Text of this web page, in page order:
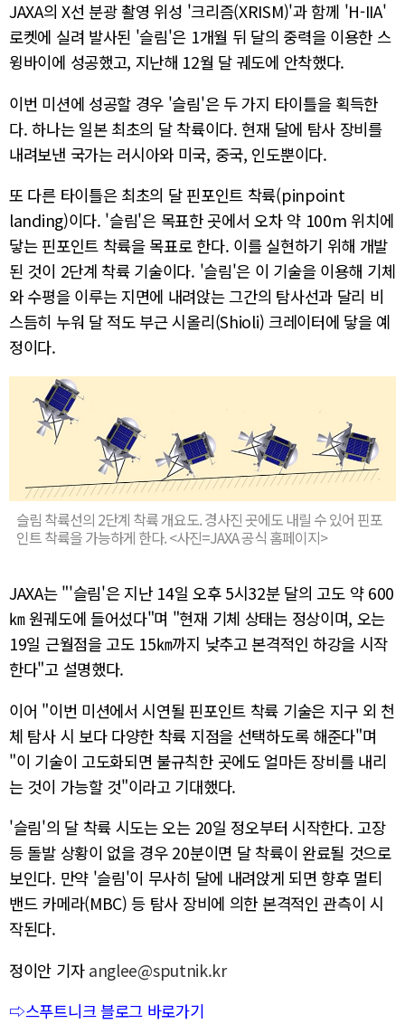
JAXA의 X선 분광 촬영 위성 '크리즘(XRISM)'과 함께 'H-IIA'
로켓에 실려 발사된 '슬림'은 1개월 뒤 달의 중력을 이용한 스
윙바이에 성공했고, 지난해 12월 달 궤도에 안착했다.
이번 미션에 성공할 경우 '슬림'은 두 가지 타이틀을 획득한
다. 하나는 일본 최초의 달 착륙이다. 현재 달에 탐사 장비를
내려보낸 국가는 러시아와 미국, 중국, 인도뿐이다.
또 다른 타이틀은 최초의 달 핀포인트 착륙(pinpoint
landing)이다. '슬림'은 목표한 곳에서 오차 약 100m 위치에
닿는 핀포인트 착륙을 목표로 한다. 이를 실현하기 위해 개발
된 것이 2단계 착륙 기술이다. '슬림'은 이 기술을 이용해 기체
와 수평을 이루는 지면에 내려앉는 그간의 탐사선과 달리 비
스듬히 누워 달 적도 부근 시올리(Shioli) 크레이터에 닿을 예
정이다.
슬림 착륙선의 2단계 착륙 개요도. 경사진 곳에도 내릴 수 있어 핀포
인트 착륙을 가능하게 한다. <사진=JAXA 공식 홈페이지>
JAXA는 "'슬림'은 지난 14일 오후 5시32분 달의 고도 약 600
㎞ 원궤도에 들어섰다"며 "현재 기체 상태는 정상이며, 오는
19일 근월점을 고도 15㎞까지 낮추고 본격적인 하강을 시작
한다"고 설명했다.
이어 "이번 미션에서 시연될 핀포인트 착륙 기술은 지구 외 천
체 탐사 시 보다 다양한 착륙 지점을 선택하도록 해준다"며
"이 기술이 고도화되면 불규칙한 곳에도 얼마든 장비를 내리
는 것이 가능할 것"이라고 기대했다.
'슬림'의 달 착륙 시도는 오는 20일 정오부터 시작한다. 고장
등 돌발 상황이 없을 경우 20분이면 달 착륙이 완료될 것으로
보인다. 만약 '슬림'이 무사히 달에 내려앉게 되면 향후 멀티
밴드 카메라(MBC) 등 탐사 장비에 의한 본격적인 관측이 시
작된다.
정이안 기자 anglee@sputnik.kr
⇨스푸트니크 블로그 바로가기